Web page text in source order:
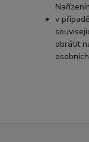
v
obrátit
osobních